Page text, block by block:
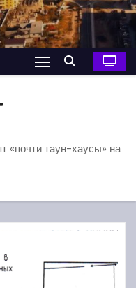
«почти таун-хаусы» на